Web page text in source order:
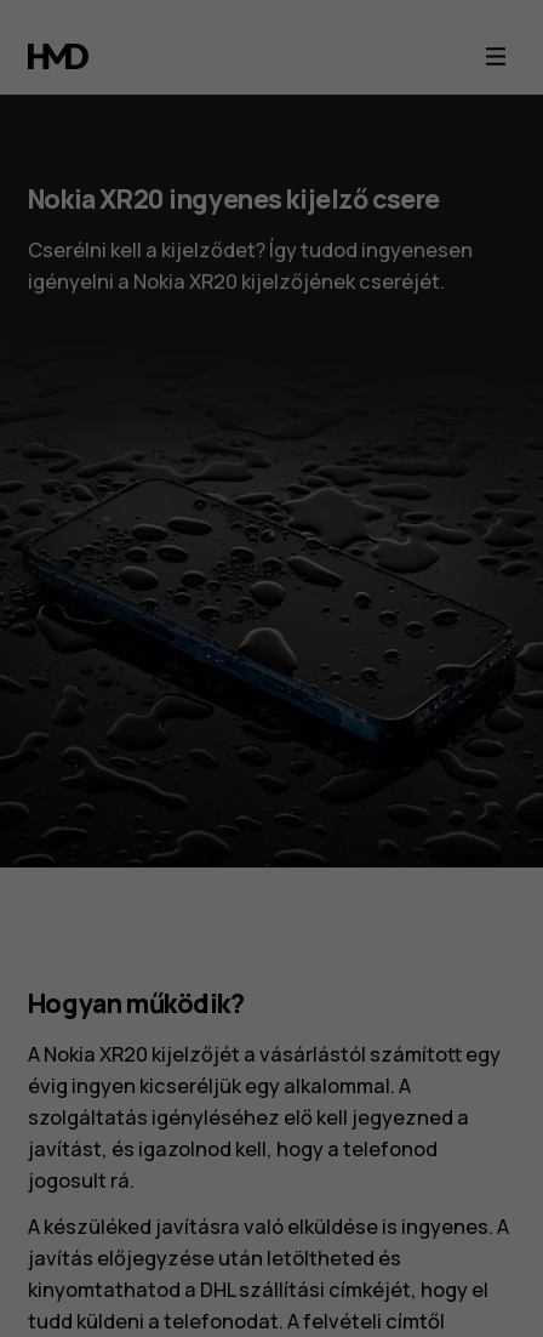
Nokia XR20 ingyenes kijelző csere
Cserélni kell a kijelződet? Így tudod ingyenesen
igényelni a Nokia XR20 kijelzőjének cseréjét.
Hogyan működik?
A Nokia XR20 kijelzőjét a vásárlástól számított egy
évig ingyen kicseréljük egy alkalommal. A
szolgáltatás igényléséhez elő kell jegyezned a
javítást, és igazolnod kell, hogy a telefonod
jogosult rá.
A készüléked javításra való elküldése is ingyenes. A
javítás előjegyzése után letöltheted és
kinyomtathatod a DHL szállítási címkéjét, hogy el
tudd küldeni a telefonodat. A felvételi címtől